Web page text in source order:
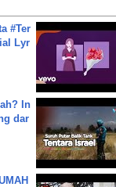
#Ter
Lyr
In
dar